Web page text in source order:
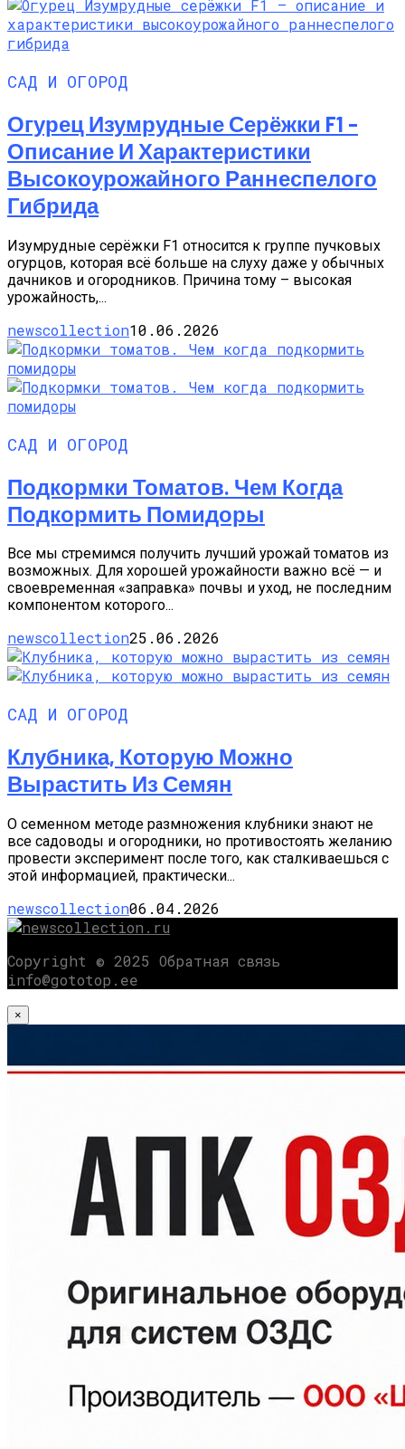
САД И ОГОРОД
Огурец Изумрудные Серёжки F1 –
Описание И Характеристики
Высокоурожайного Раннеспелого
Гибрида
Изумрудные серёжки F1 относится к группе пучковых
огурцов, которая всё больше на слуху даже у обычных
дачников и огородников. Причина тому – высокая
урожайность,...
newscollection10.06.2026
САД И ОГОРОД
Подкормки Томатов. Чем Когда
Подкормить Помидоры
Все мы стремимся получить лучший урожай томатов из
возможных. Для хорошей урожайности важно всё — и
своевременная «заправка» почвы и уход, не последним
компонентом которого...
newscollection25.06.2026
САД И ОГОРОД
Клубника, Которую Можно
Вырастить Из Семян
О семенном методе размножения клубники знают не
все садоводы и огородники, но противостоять желанию
провести эксперимент после того, как сталкиваешься с
этой информацией, практически...
newscollection06.04.2026
Copyright © 2025 Обратная связь
info@gototop.ee
×